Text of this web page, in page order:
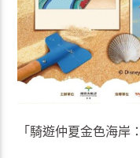
「騎遊仲夏金色海岸